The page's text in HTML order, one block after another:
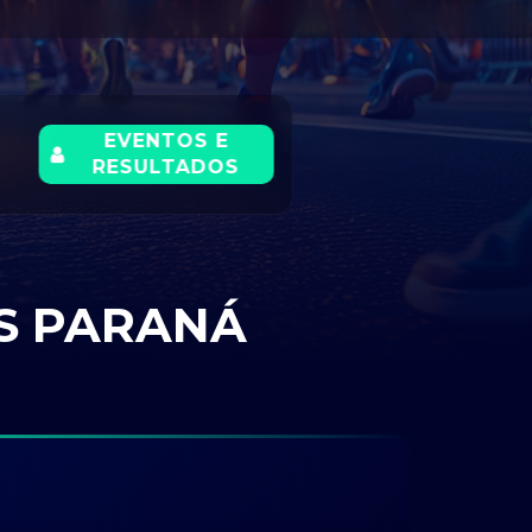
EVENTOS E
RESULTADOS
PARANÁ